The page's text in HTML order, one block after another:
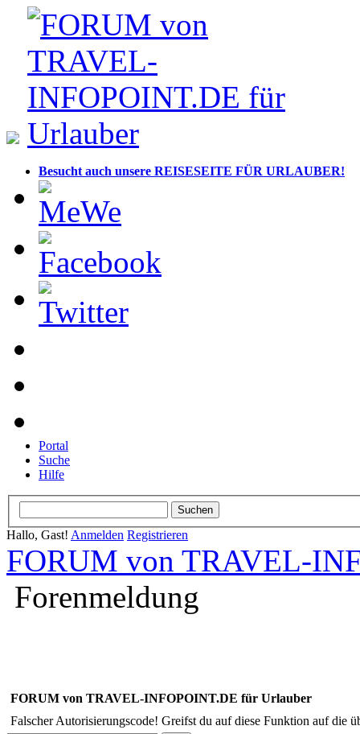
Besucht auch unsere REISESEITE FÜR URLAUBER!
Portal
Suche
Hilfe
Hallo, Gast! Anmelden Registrieren
FORUM von TRAVEL-
Forenmeldung
FORUM von TRAVEL-INFOPOINT.DE für Urlauber
Falscher Autorisierungscode! Greifst du auf diese Funktion auf die